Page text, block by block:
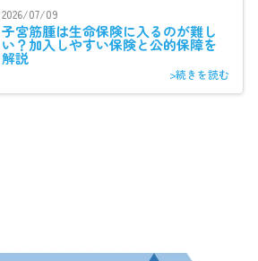
2026/07/09
子宮筋腫は生命保険に入るのが難し
い？加入しやすい保険と公的保障を
解説
>続きを読む